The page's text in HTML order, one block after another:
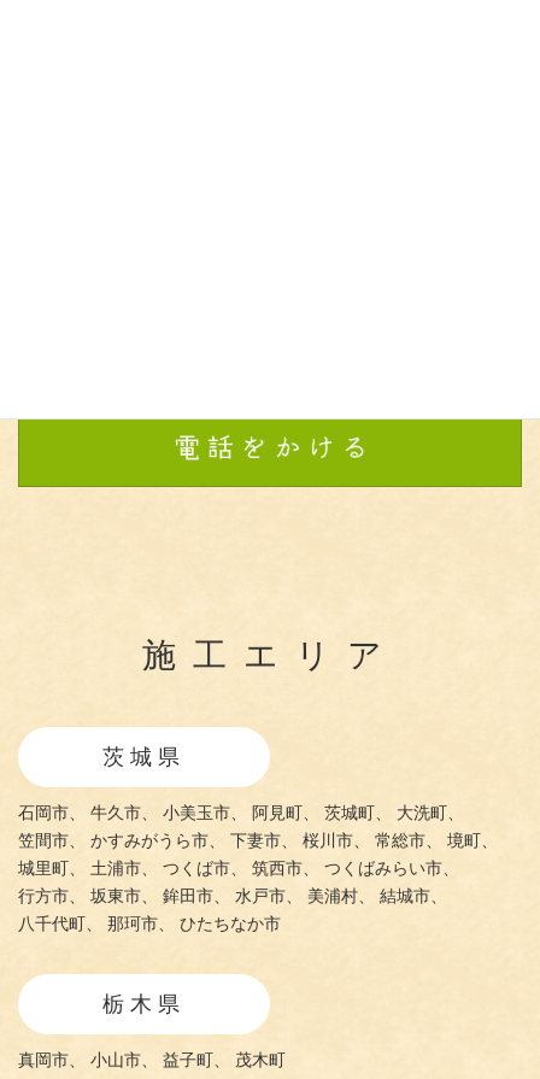
施工エリア
茨城県
石岡市、 牛久市、 小美玉市、 阿見町、 茨城町、
大洗町、
笠間市、
かすみがうら市、 下妻市、 桜川市、 常総市、
境町、
城里町、
土浦市、 つくば市、 筑西市、
つくばみらい市、
行方市、
坂東市、 鉾田市、 水戸市、 美浦村、
結城市、
八千代町、
那珂市、 ひたちなか市
栃木県
真岡市、 小山市、 益子町、 茂木町